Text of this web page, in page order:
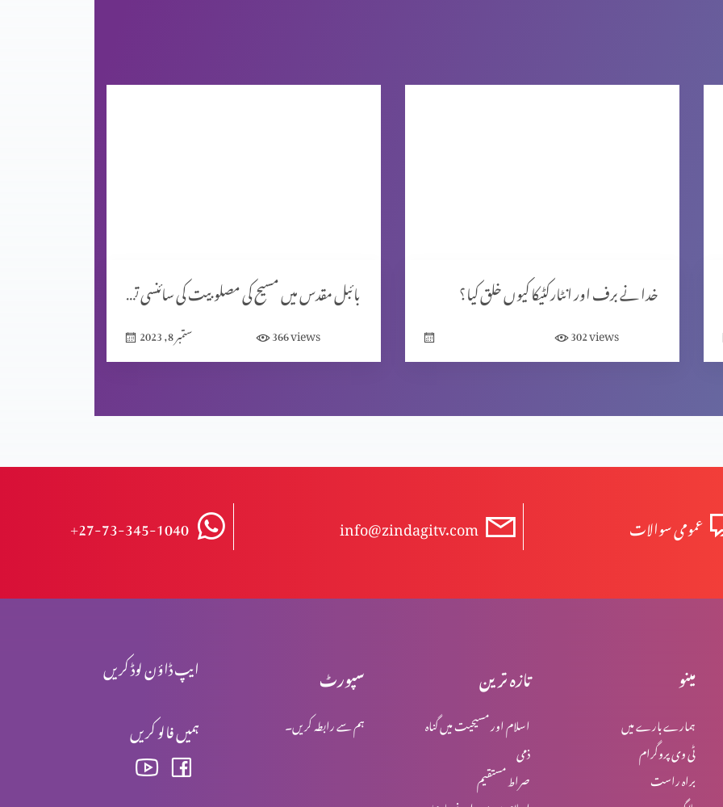
بائبل مقدس میں مسیح کی مصلوبیت کی سائنسی توجیہات (حصہ 1)
ستمبر 8, 2023 366views
خدا نے برف اور انٹارکٹیکا کیوں خلق کیا؟
302views
+27-73-345-1040 info@zindagitv.com عمومی سوالات
ایپ ڈاؤن لوڈ کریں
ہمیں فالو کریں
سپورٹ
ہم سے رابطہ کریں۔
تازہ ترین
اسلام اور مسیحیت میں گناہ
ذمی
صراط مستقیم
مینو
ہمارے بارے میں
ٹی وی پروگرام
براہ راست